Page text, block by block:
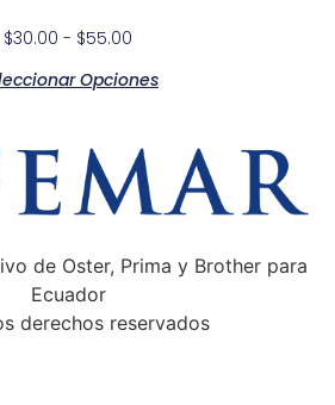
$30.00 - $55.00
Opciones
de Oster, Prima y Brother para
Ecuador
derechos reservados